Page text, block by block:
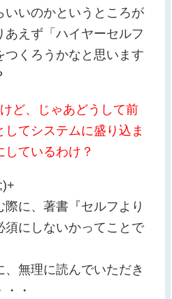
いいのかというところが
えず「ハイヤーセルフ
つくろうかなと思います
ど、じゃあどうして前
てシステムに盛り込ま
ているわけ？
に、著書『セルフより
須にしないかってことで
無理に読んでいただき
・